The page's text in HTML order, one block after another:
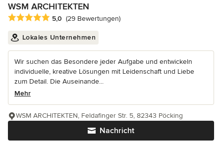
WSM ARCHITEKTEN
Durchschnittliche Bewertung: 5 von 5 Sternen
5,0 (29 Bewertungen)
Lokales Unternehmen
Wir suchen das Besondere jeder Aufgabe und entwickeln
individuelle, kreative Lösungen mit Leidenschaft und Liebe
zum Detail. Die Auseinande...
Mehr
Nachricht
WSM ARCHITEKTEN, Feldafinger Str. 5, 82343 Pöcking